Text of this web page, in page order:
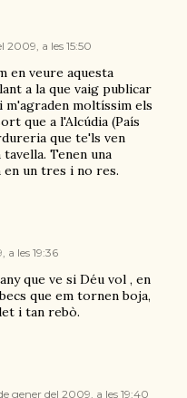
2009, a les 15:50
en veure aquesta
a la que vaig publicar
m'agraden moltíssim els
que a l'Alcúdia (País
que te'ls ven
Tenen una
en un tres i no res.
a les 19:36
que ve si Déu vol , en
que em tornen boja,
i tan rebò.
gener del 2009, a les 19:40